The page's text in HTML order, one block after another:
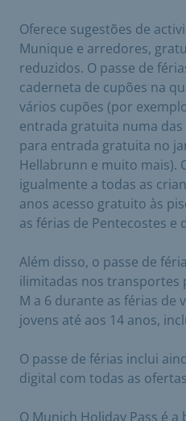
Oferece sugestões de
Munique e arredores,
reduzidos. O passe de
caderneta de cupões na
vários cupões (por
entrada gratuita numa
para entrada gratuita no
Hellabrunn e muito mais).
igualmente a todas as
anos acesso gratuito às
as férias de Pentecostes e
Além disso, o passe de
ilimitadas nos transportes
M a 6 durante as férias de
jovens até aos 14 anos,
O passe de férias inclui
digital com todas as
O Munich Holiday Pass é